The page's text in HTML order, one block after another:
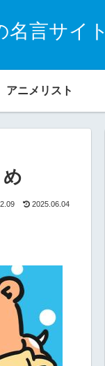
名言サイト
アニメリスト
2025.06.04